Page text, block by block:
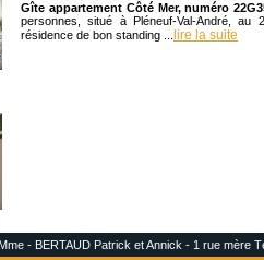
Gîte appartement Côté Mer, numéro
personnes, situé à Pléneuf-Val-André,
résidence de bon standing ...
lire la suite
- BERTAUD Patrick et Annick - 1 rue mère